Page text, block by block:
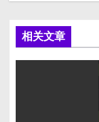
相关文章